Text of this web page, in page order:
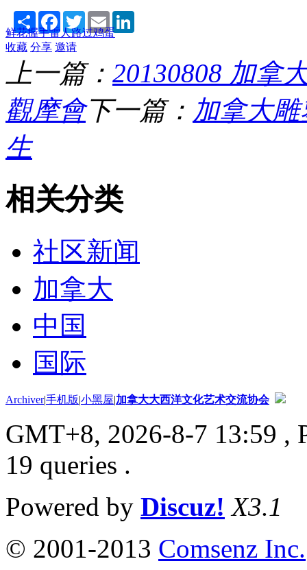
Share Facebook
TwitterEmail
鲜花握手雷人路过鸡蛋
收藏 分享 邀请
上一篇： 20130808 加拿
觀摩會下一篇： 加拿大
生
相关分类
社区新闻
加拿大
中国
国际
Archiver|手机版|小黑屋|加拿大大西洋文化艺术交流协会
GMT+8, 2026-8-7 13:59 ,
19 queries .
Powered by Discuz! X3.1
© 2001-2013 Comsenz Inc.